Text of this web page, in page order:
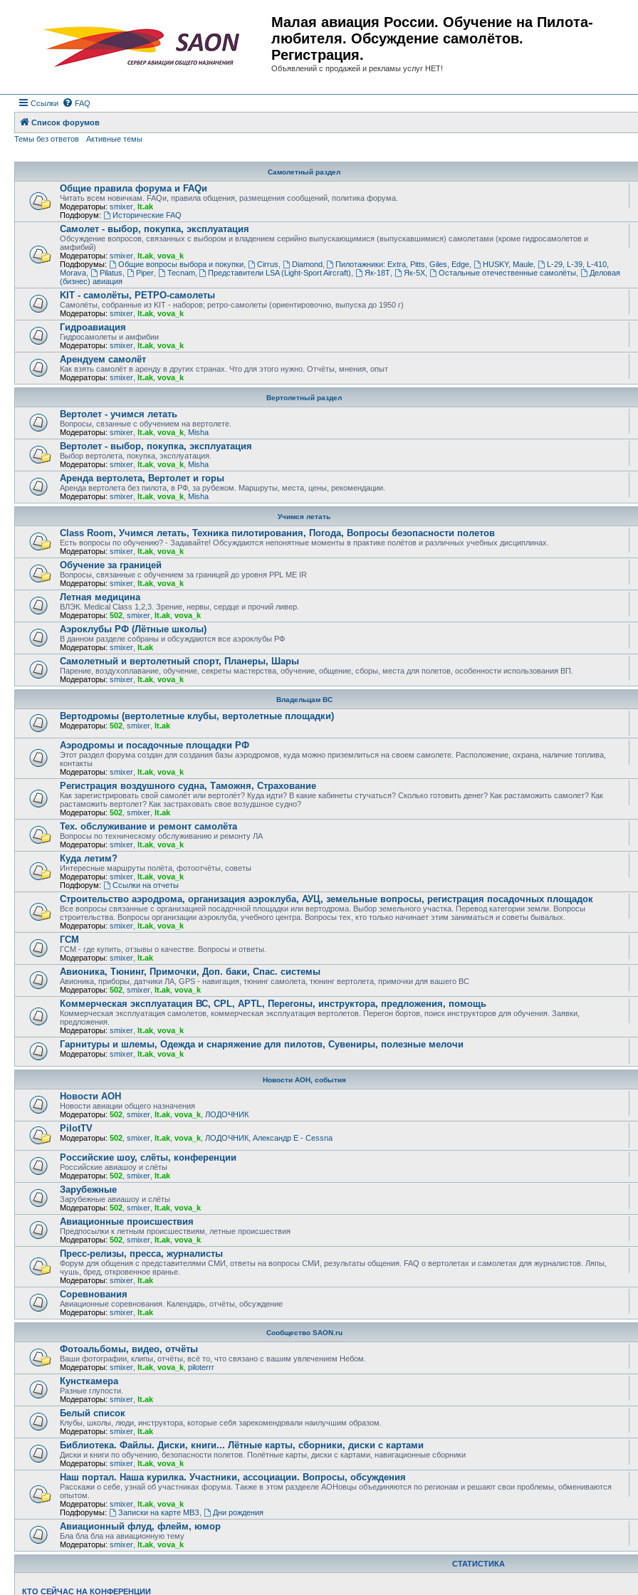
Малая авиация России. Обучение на Пилота-
любителя. Обсуждение самолётов.
Регистрация.
Объявлений с продажей и рекламы услуг НЕТ!
Ссылки FAQ
Список форумов
Темы без ответов
Активные темы
Самолетный раздел
Общие правила форума и FAQи
Читать всем новичкам. FAQи, правила общения, размещения сообщений, политика форума.
Модераторы: smixer lt.ak
Подфорум:
Исторические FAQ
Самолет - выбор, покупка, эксплуатация
Обсуждение вопросов, связанных с выбором и владением серийно выпускающимися (выпускавшимися) самолетами (кроме гидросамолетов и
амфибий)
Модераторы: smixer lt.ak vova_k
Подфорумы:
Общие вопросы выбора и покупки, Cirrus Diamond, Пилотажники: Extra, Pitts, Giles, Edge HUSKY, Maule
L-29, L-39, L-410,
Morava
Pilatus Piper, Tecnam, Представители LSA (Light-Sport Aircraft) Як-18Т Як-5Х Остальные отечественные самолёты,
Деловая
(бизнес) авиация
KIT - самолёты, РЕТРО-самолеты
Самолёты, собранные из KIT - наборов; ретро-самолеты (ориентировочно, выпуска до 1950 г)
Модераторы: smixer lt.ak vova_k
Гидроавиация
Гидросамолеты и амфибии
Модераторы: smixer lt.ak vova_k
Арендуем самолёт
Как взять самолёт в аренду в других странах. Что для этого нужно. Отчёты, мнения, опыт
Модераторы: smixer lt.ak vova_k
Вертолетный раздел
Вертолет - учимся летать
Вопросы, свзанные с обучением на вертолете.
Модераторы: smixer lt.ak vova_k Misha
Вертолет - выбор, покупка, эксплуатация
Выбор вертолета, покупка, эксплуатация.
Модераторы: smixer lt.ak vova_k Misha
Аренда вертолета, Вертолет и горы
Аренда вертолета без пилота, в РФ, за рубежом. Маршруты, места, цены, рекомендации.
Модераторы: smixer lt.ak vova_k Misha
Учимся летать
Class Room, Учимся летать, Техника пилотирования, Погода, Вопросы безопасности полетов
Есть вопросы по обучению? - Задавайте! Обсуждаются непонятные моменты в практике полётов и различных учебных дисциплинах.
Модераторы: smixer lt.ak vova_k
Обучение за границей
Вопросы, связанные с обучением за границей до уровня PPL ME IR
Модераторы: smixer lt.ak vova_k
Летная медицина
ВЛЭК. Medical Class 1,2,3. Зрение, нервы, сердце и прочий ливер.
Модераторы: 502 smixer lt.ak vova_k
Аэроклубы РФ (Лётные школы)
В данном разделе собраны и обсуждаются все аэроклубы РФ
Модераторы: smixer lt.ak
Самолетный и вертолетный спорт, Планеры, Шары
Парение, воздухоплавание, обучение, секреты мастерства, обучение, общение, сборы, места для полетов, особенности использования ВП.
Модераторы: smixer lt.ak vova_k
Владельцам ВС
Вертодромы (вертолетные клубы, вертолетные площадки)
Модераторы: 502 smixer lt.ak
Аэродромы и посадочные площадки РФ
Этот раздел форума создан для создания базы аэродромов, куда можно приземлиться на своем самолете. Расположение, охрана, наличие топлива,
контакты
Модераторы: smixer lt.ak vova_k
Регистрация воздушного судна, Таможня, Страхование
Как зарегистрировать свой самолёт или вертолёт? Куда идти? В какие кабинеты стучаться? Сколько готовить денег? Как растаможить самолет? Как
растаможить вертолет? Как застраховать свое возудшное судно?
Модераторы: 502 smixer lt.ak
Тех. обслуживание и ремонт самолёта
Вопросы по техническому обслуживанию и ремонту ЛА
Модераторы: smixer lt.ak vova_k
Куда летим?
Интересные маршруты полёта, фотоотчёты, советы
Модераторы: smixer lt.ak vova_k
Подфорум:
Ссылки на отчеты
Строительство аэродрома, организация аэроклуба, АУЦ, земельные вопросы, регистрация посадочных площадок
Все вопросы связанные с организацией посадочной площадки или вертодрома. Выбор земельного участка. Перевод категории земли. Вопросы
строительства. Вопросы организации аэроклуба, учебного центра. Вопросы тех, кто только начинает этим заниматься и советы бывалых.
Модераторы: smixer lt.ak vova_k
ГСМ
ГСМ - где купить, отзывы о качестве. Вопросы и ответы.
Модераторы: smixer lt.ak
Авионика, Тюнинг, Примочки, Доп. баки, Спас. системы
Авионика, приборы, датчики ЛА, GPS - навигация, тюнинг самолета, тюнинг вертолета, примочки для вашего ВС
Модераторы: 502 smixer lt.ak vova_k
Коммерческая эксплуатация ВС, CPL, APTL, Перегоны, инструктора, предложения, помощь
Коммерческая эксплуатация самолетов, коммерческая эксплуатация вертолетов. Перегон бортов, поиск инструкторов для обучения. Заявки,
предложения.
Модераторы: smixer lt.ak vova_k
Гарнитуры и шлемы, Одежда и снаряжение для пилотов, Сувениры, полезные мелочи
Модераторы: smixer lt.ak vova_k
Новости АОН, события
Новости АОН
Новости авиации общего назначения
Модераторы: 502 smixer lt.ak vova_k ЛОДОЧНИК
PilotTV
Модераторы: 502 smixer lt.ak vova_k ЛОДОЧНИК Александр E - Cessna
Российские шоу, слёты, конференции
Российские авиашоу и слёты
Модераторы: 502 smixer lt.ak
Зарубежные
Зарубежные авиашоу и слёты
Модераторы: 502 smixer lt.ak vova_k
Авиационные происшествия
Предпосылки к летным происшествиям, летные происшествия
Модераторы: 502 smixer lt.ak vova_k
Пресс-релизы, пресса, журналисты
Форум для общения с представителями СМИ, ответы на вопросы СМИ, результаты общения. FAQ о вертолетах и самолетах для журналистов. Ляпы,
чушь, бред, откровенное вранье.
Модераторы: smixer lt.ak
Соревнования
Авиационные соревнования. Календарь, отчёты, обсуждение
Модераторы: smixer lt.ak
Сообщество SAON.ru
Фотоальбомы, видео, отчёты
Ваши фотографии, клипы, отчёты, всё то, что связано с вашим увлечением Небом.
Модераторы: smixer lt.ak vova_k piloterrr
Кунсткамера
Разные глупости.
Модераторы: smixer lt.ak
Белый список
Клубы, школы, люди, инструктора, которые себя зарекомендовали наилучшим образом.
Модераторы: smixer lt.ak
Библиотека. Файлы. Диски, книги... Лётные карты, сборники, диски с картами
Диски и книги по обучению, безопасности полетов. Полётные карты, диски с картами, навигационные сборники
Модераторы: smixer lt.ak vova_k
Наш портал. Наша курилка. Участники, ассоциации. Вопросы, обсуждения
Расскажи о себе, узнай об участниках форума. Также в этом раздееле АОНовцы объединяются по регионам и решают свои проблемы, обмениваются
опытом.
Модераторы: smixer lt.ak vova_k
Подфорумы:
Записки на карте МВЗ Дни рождения
Авиационный флуд, флейм, юмор
Бла бла бла на авиационную тему
Модераторы: smixer lt.ak vova_k
СТАТИСТИКА
КТО СЕЙЧАС НА КОНФЕРЕНЦИИ